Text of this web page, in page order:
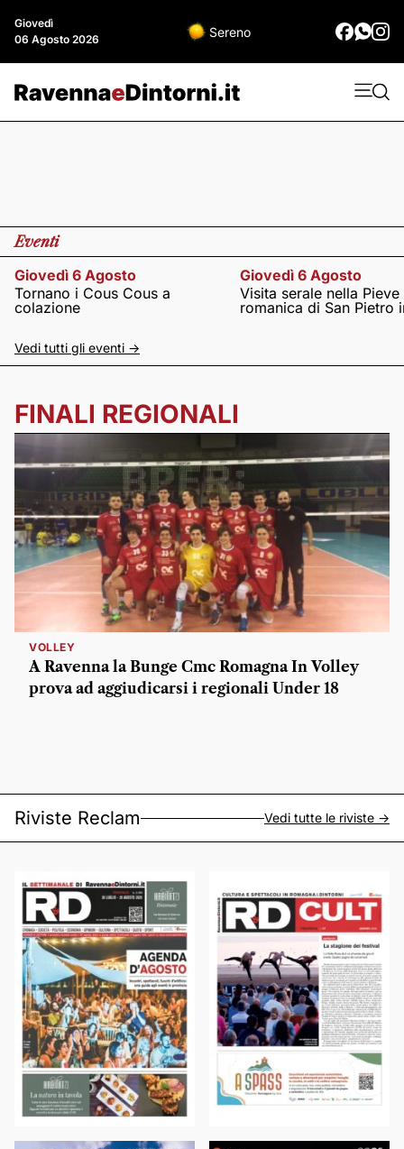
Giovedì
06 Agosto 2026
Sereno
Eventi
Giovedì 6 Agosto
Tornano i Cous Cous a
colazione
Giovedì 6 Agosto
Visita serale nella Pieve
romanica di San Pietro
Vedi tutti gli eventi ->
FINALI REGIONALI
VOLLEY
A Ravenna la Bunge Cmc Romagna In Volley
prova ad aggiudicarsi i regionali Under 18
Riviste Reclam Vedi tutte le riviste ->